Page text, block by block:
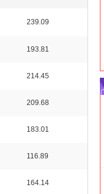
239.09
193.81
214.45
209.68
183.01
116.89
164.14